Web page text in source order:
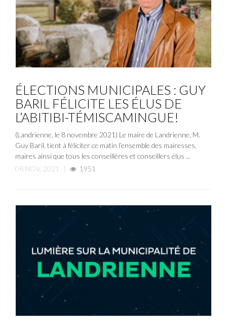
ÉLECTIONS MUNICIPALES : GUY
BARIL FÉLICITE LES ÉLUS DE
L’ABITIBI-TÉMISCAMINGUE!
(Landrienne, le 8 novembre 2021) Le maire de Landrienne, M.
Guy Baril, tient à féliciter ce matin l’ensemble des mairesses,
maires ainsi que tous les conseillères et conseillers élus ...
08 NOV, 2021
| 1951